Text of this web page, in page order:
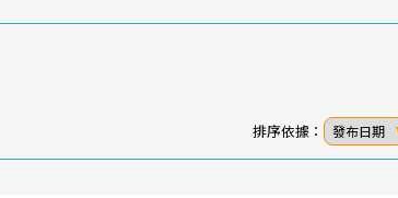
排序依據： 發布日期
良醫生活祭